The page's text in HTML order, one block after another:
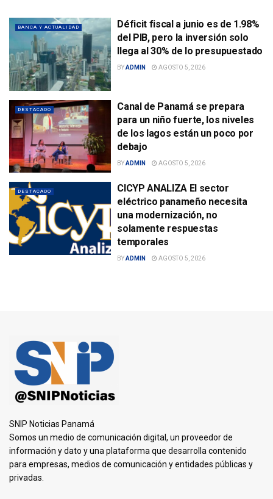
BANCA Y ACTUALIDAD
Déficit fiscal a junio es de 1.98%
del PIB, pero la inversión solo
llega al 30% de lo presupuestado
BYADMIN AGOSTO 5, 2026
DESTACADO
Canal de Panamá se prepara
para un niño fuerte, los niveles
de los lagos están un poco por
debajo
BYADMIN AGOSTO 5, 2026
DESTACADO
CICYP ANALIZA El sector
eléctrico panameño necesita
una modernización, no
solamente respuestas
temporales
BYADMIN AGOSTO 5, 2026
SNIP Noticias Panamá
Somos un medio de comunicación digital, un proveedor de
información y dato y una plataforma que desarrolla contenido
para empresas, medios de comunicación y entidades públicas y
privadas.